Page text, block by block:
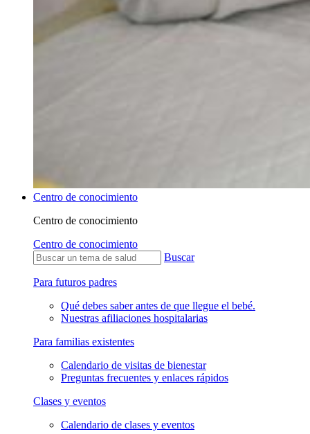
Centro de conocimiento
Centro de conocimiento
Centro de conocimiento
Buscar
Para futuros padres
Qué debes saber antes de que llegue el bebé.
Nuestras afiliaciones hospitalarias
Para familias existentes
Calendario de visitas de bienestar
Preguntas frecuentes y enlaces rápidos
Clases y eventos
Calendario de clases y eventos